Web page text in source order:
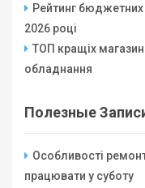
Рейтинг бюджетних
2026 році
ТОП кращіх
обладнання
Полезные
Особливості
працювати у суботу